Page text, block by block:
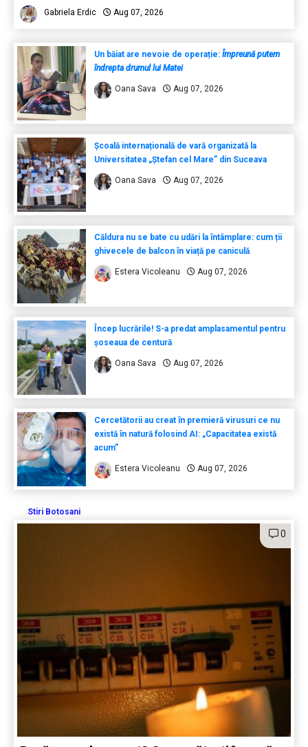
Gabriela Erdic Aug 07, 2026
Un băiat are nevoie de operație: Împreună putem
îndrepta drumul lui Matei
Oana Sava Aug 07, 2026
Școală internațională de vară organizată la
Universitatea „Ștefan cel Mare” din Suceava
Oana Sava Aug 07, 2026
Căldura nu se bate cu udări la întâmplare: cum ții
ghivecele de balcon în viață pe caniculă
Estera Vicoleanu Aug 07, 2026
Încep lucrările! S-a predat amplasamentul pentru
șoseaua de centură
Oana Sava Aug 07, 2026
Cercetătorii au creat în premieră virusuri ce nu
există în natură folosind AI: „Capacitatea există
acum”
Estera Vicoleanu Aug 07, 2026
Stiri Botosani
0